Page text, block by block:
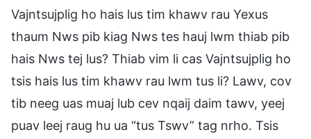
Vajntsujplig ho hais lus tim khawv rau Yexus
thaum Nws pib kiag Nws tes hauj lwm thiab pib
hais Nws tej lus? Thiab vim li cas Vajntsujplig ho
tsis hais lus tim khawv rau lwm tus li? Lawv, cov
tib neeg uas muaj lub cev nqaij daim tawv, yeej
puav leej raug hu ua “tus Tswv” tag nrho. Tsis